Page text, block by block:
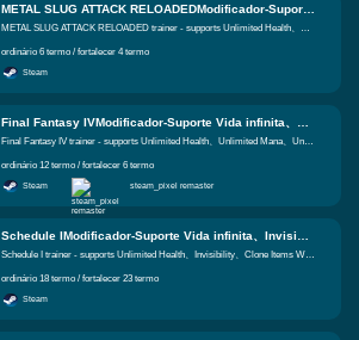
METAL SLUG ATTACK RELOADEDModificador-Suporte Vida infinita、AP ilimitado、Medalhas ilimitadas Funções iguais
ordinário 6 termo / fortalecer 4 termo
Steam
Final Fantasy IV trainer - supports Unlimited Health、Unlimited Mana、Unlimited Items
ordinário 12 termo / fortalecer 6 termo
Steam steam_pixel remaster
Schedule IModificador-Suporte Vida infinita、Invisibilidade、Clonar itens ao clicar Funções iguais
Schedule I trainer - supports Unlimited Health、Invisibility、Clone Items When Clicking
ordinário 18 termo / fortalecer 23 termo
Steam